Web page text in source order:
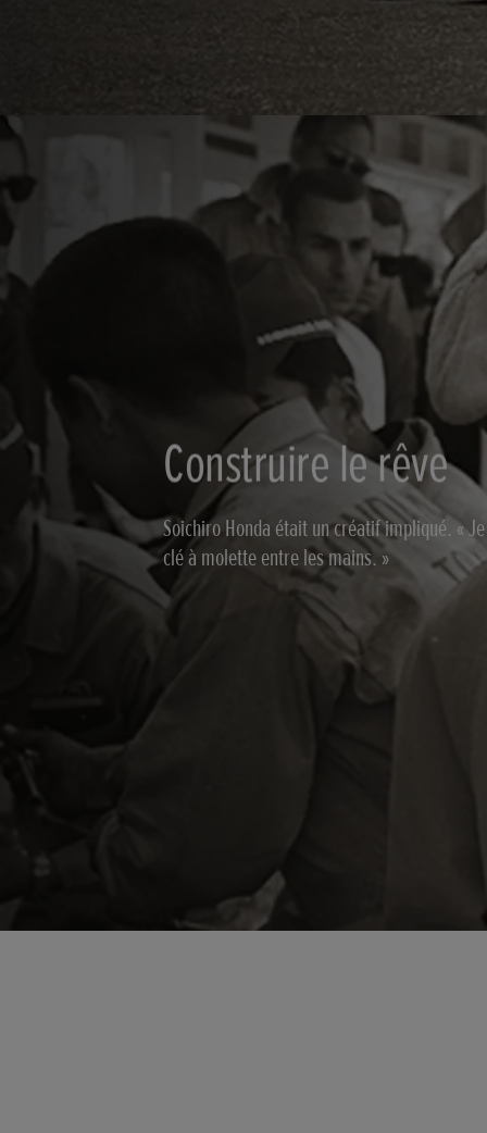
Construire le rêve
Soichiro Honda était un créatif impliqué. «
clé à molette entre les mains. »